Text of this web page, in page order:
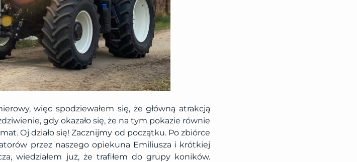
więc spodziewałem się, że główną atrakcją
gdy okazało się, że na tym pokazie równie
Oj działo się! Zacznijmy od początku. Po zbiórce
przez naszego opiekuna Emiliusza i krótkiej
wiedziałem już, że trafiłem do grupy koników.